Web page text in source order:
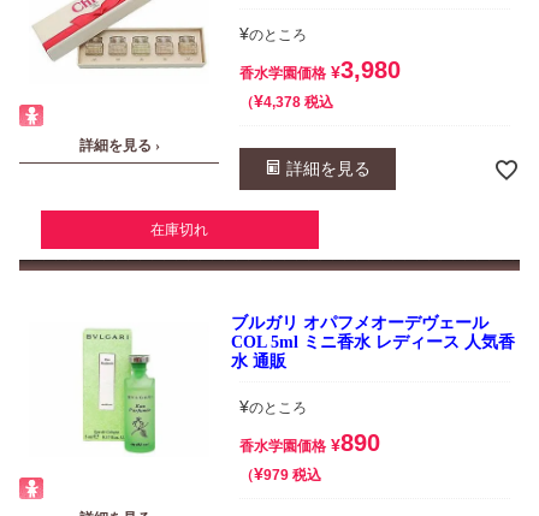
詳細を見る ›
¥のところ
香水学園価格 ¥3,980
¥4,378 税込
詳細を見る
在庫切れ
ブルガリ オパフメオーデヴェール
COL 5ml ミニ香水 レディース 人気香
水 通販
¥のところ
香水学園価格 ¥890
¥979 税込